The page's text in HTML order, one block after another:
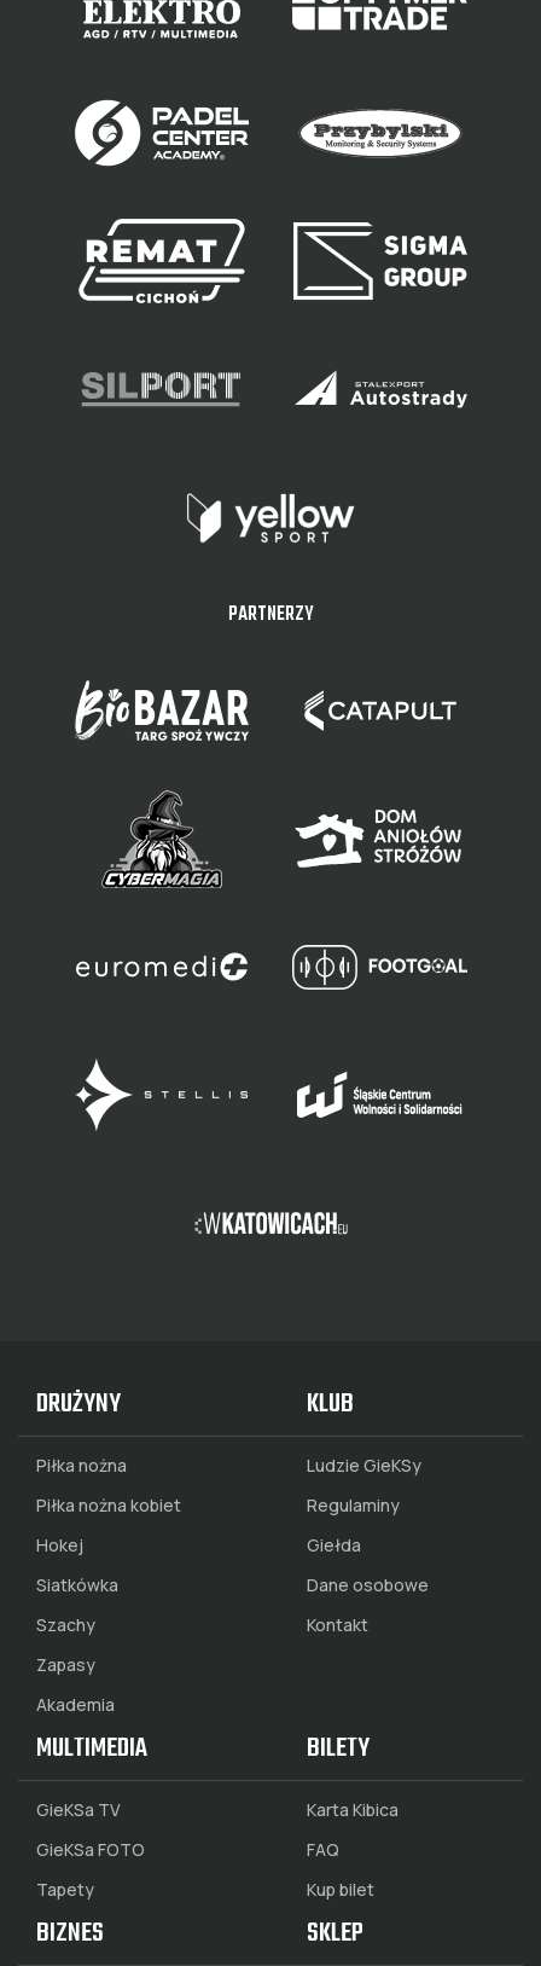
PARTNERZY
DRUŻYNY
Piłka nożna
Piłka nożna kobiet
Hokej
Siatkówka
Szachy
Zapasy
Akademia
KLUB
Ludzie GieKSy
Regulaminy
Giełda
Dane osobowe
Kontakt
MULTIMEDIA
GieKSa TV
GieKSa FOTO
Tapety
BILETY
Karta Kibica
FAQ
Kup bilet
BIZNES SKLEP